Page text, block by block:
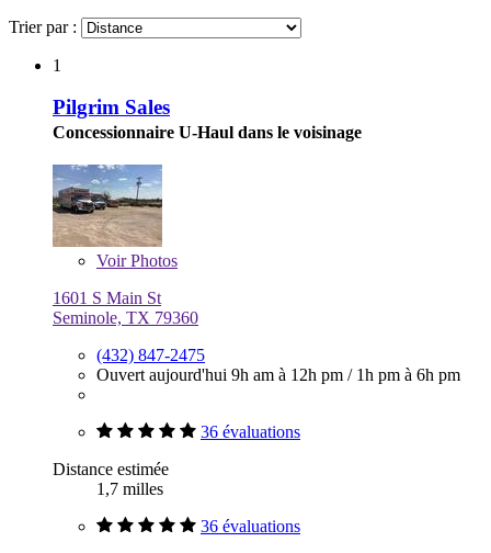
Trier par :
1
Pilgrim Sales
Concessionnaire U-Haul dans le voisinage
VoirPhotos
1601 S Main St
Seminole, TX 79360
(432) 847-2475
Ouvert aujourd'hui 9h am à 12h pm / 1h pm à 6h pm
36 évaluations
Distance estimée
1,7 milles
36 évaluations